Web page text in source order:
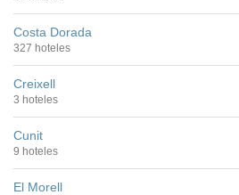
Costa Dorada
327 hoteles
Creixell
3 hoteles
Cunit
9 hoteles
El Morell